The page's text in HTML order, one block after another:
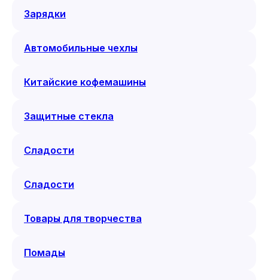
Зарядки
Автомобильные чехлы
Китайские кофемашины
Защитные стекла
Сладости
Сладости
Товары для творчества
Помады